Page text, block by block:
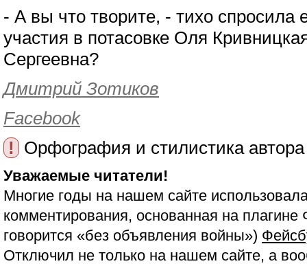
- А вы что творите, - тихо
участия в потасовке Оля
Сергеевна?
Дмитрий Зотиков
Facebook
!
Орфография и стилистика
Уважаемые читатели!
Многие годы на нашем сайте
комментирования, основанная на
говорится «без объявления войны»)
Отключил не только на нашем сайте, а